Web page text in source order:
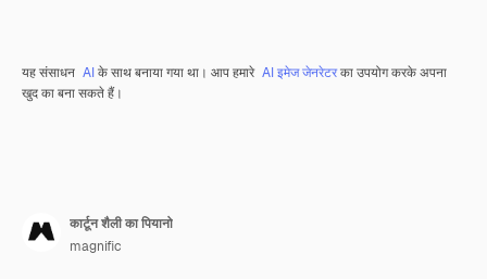
यह संसाधन AIके साथ बनाया गया था। आप हमारे AI इमेज जेनरेटरका उपयोग करके अपना
खुद का बना सकते हैं।
कार्टून शैली का पियानो
magnific